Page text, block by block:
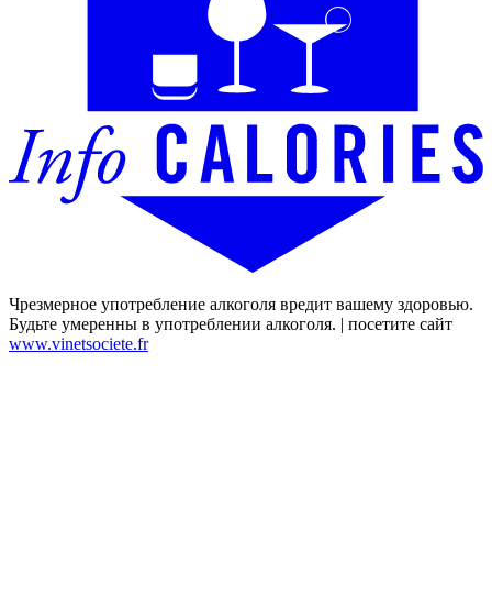
Чрезмерное употребление алкоголя вредит вашему здоровью.
Будьте умеренны в употреблении алкоголя. | посетите сайт
www.vinetsociete.fr